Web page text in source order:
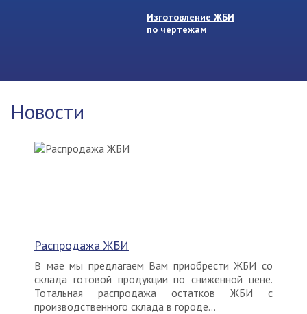
Изготовление ЖБИ
по чертежам
Новости
Распродажа ЖБИ
В мае мы предлагаем Вам приобрести ЖБИ со
склада готовой продукции по сниженной цене.
Тотальная распродажа остатков ЖБИ с
производственного склада в городе...